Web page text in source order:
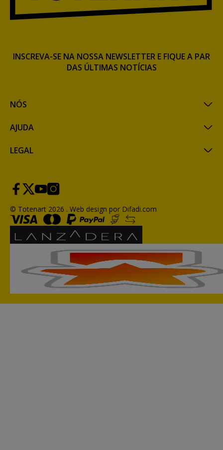
NÓS
AJUDA
LEGAL
INSCREVA-SE NA NOSSA NEWSLETTER E FIQUE A PAR
DAS ÚLTIMAS NOTÍCIAS
© Totenart 2026 . Web design por Difadi.com